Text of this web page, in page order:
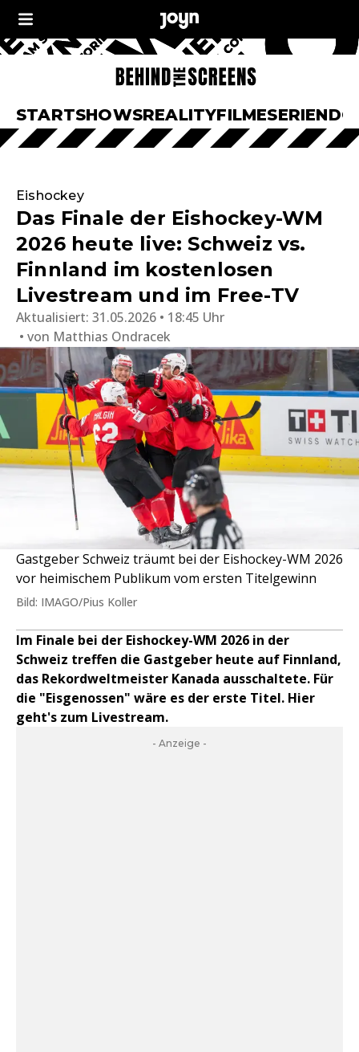
STARTSHOWSREALITYFILMESERIEN
Eishockey
Das Finale der Eishockey-WM
2026 heute live: Schweiz vs.
Finnland im kostenlosen
Livestream und im Free-TV
Aktualisiert: 31.05.2026 • 18:45 Uhr
von Matthias Ondracek
Gastgeber Schweiz träumt bei der Eishockey-WM 2026
vor heimischem Publikum vom ersten Titelgewinn
Bild: IMAGO/Pius Koller
Im Finale bei der Eishockey-WM 2026 in der
Schweiz treffen die Gastgeber heute auf Finnland,
das Rekordweltmeister Kanada ausschaltete. Für
die "Eisgenossen" wäre es der erste Titel. Hier
geht's zum Livestream.
- Anzeige -